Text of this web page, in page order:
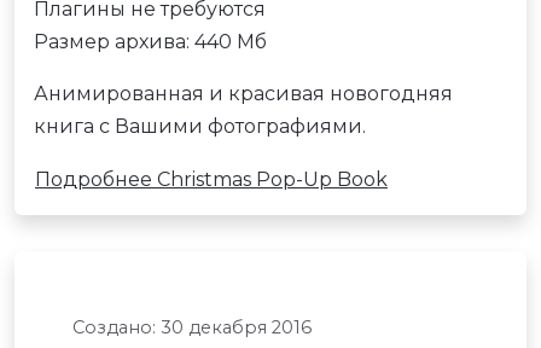
Плагины не требуются
Размер архива: 440 Мб
Анимированная и красивая новогодняя
книга с Вашими фотографиями.
Подробнее Christmas Pop-Up Book
Создано: 30 декабря 2016